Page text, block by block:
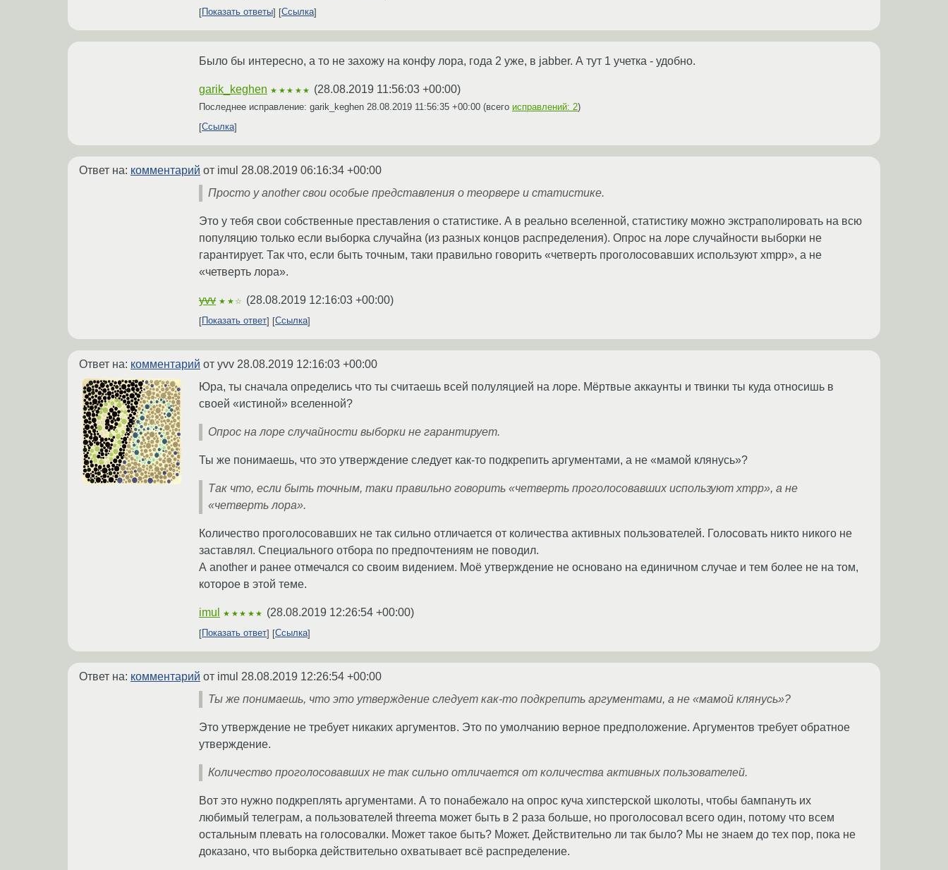
Показать ответы Ссылка
Было бы интересно, а то не захожу на конфу лора, года 2 уже, в jabber. А тут 1 учетка - удобно.
garik_keghen ★★★★★ (28.08.2019 11:56:03 +00:00)
Последнее исправление: garik_keghen 28.08.2019 11:56:35 +00:00 (всего исправлений: 2)
Ссылка
Ответ на: комментарий от imul 28.08.2019 06:16:34 +00:00
Просто у another свои особые представления о теорвере и статистике.
Это у тебя свои собственные преставления о статистике. А в реально вселенной, статистику можно экстраполировать на всю
популяцию только если выборка случайна (из разных концов распределения). Опрос на лоре случайности выборки не
гарантирует. Так что, если быть точным, таки правильно говорить «четверть проголосовавших используют xmpp», а не
«четверть лора».
yvv ★★☆ (28.08.2019 12:16:03 +00:00)
Показать ответ Ссылка
Ответ на: комментарий от yvv 28.08.2019 12:16:03 +00:00
Юра, ты сначала определись что ты считаешь всей полуляцией на лоре. Мёртвые аккаунты и твинки ты куда относишь в
своей «истиной» вселенной?
Опрос на лоре случайности выборки не гарантирует.
Ты же понимаешь, что это утверждение следует как-то подкрепить аргументами, а не «мамой клянусь»?
Так что, если быть точным, таки правильно говорить «четверть проголосовавших используют xmpp», а не
«четверть лора».
Количество проголосовавших не так сильно отличается от количества активных пользователей. Голосовать никто никого не
заставлял. Специального отбора по предпочтениям не поводил.
А another и ранее отмечался со своим видением. Моё утверждение не основано на единичном случае и тем более не на том,
которое в этой теме.
imul ★★★★★ (28.08.2019 12:26:54 +00:00)
Показать ответ Ссылка
Ответ на: комментарий от imul 28.08.2019 12:26:54 +00:00
Ты же понимаешь, что это утверждение следует как-то подкрепить аргументами, а не «мамой клянусь»?
Это утверждение не требует никаких аргументов. Это по умолчанию верное предположение. Аргументов требует обратное
утверждение.
Количество проголосовавших не так сильно отличается от количества активных пользователей.
Вот это нужно подкреплять аргументами. А то понабежало на опрос куча хипстерской школоты, чтобы бампануть их
любимый телеграм, а пользователей threema может быть в 2 раза больше, но проголосовал всего один, потому что всем
остальным плевать на голосовалки. Может такое быть? Может. Действительно ли так было? Мы не знаем до тех пор, пока не
доказано, что выборка действительно охватывает всё распределение.